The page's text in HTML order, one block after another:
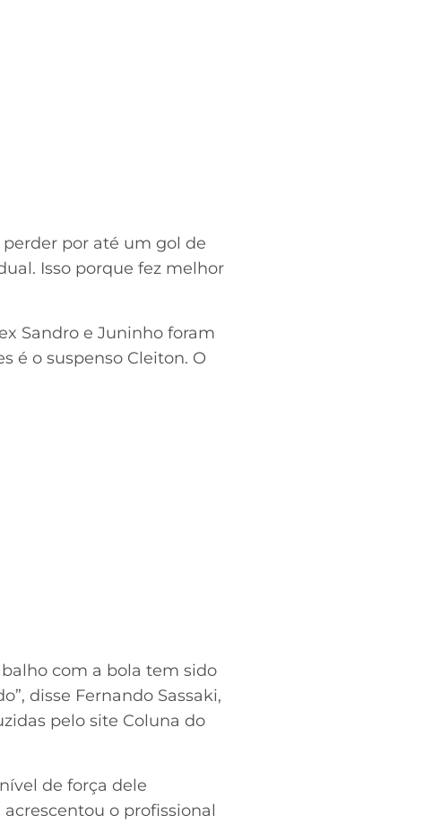
por até um gol de
Isso porque fez melhor
Sandro e Juninho foram
é o suspenso Cleiton. O
com a bola tem sido
disse Fernando Sassaki,
pelo site Coluna do
de força dele
o profissional